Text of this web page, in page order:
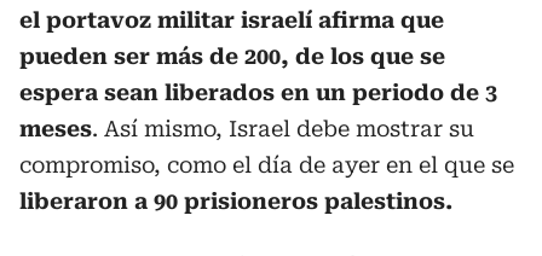
el portavoz militar israelí afirma que
pueden ser más de 200, de los que se
espera sean liberados en un periodo de 3
meses. Así mismo, Israel debe mostrar su
compromiso, como el día de ayer en el que se
liberaron a 90 prisioneros palestinos.